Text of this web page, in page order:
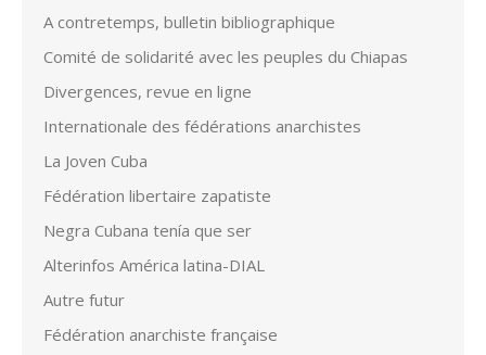
A contretemps, bulletin bibliographique
Comité de solidarité avec les peuples du Chiapas
Divergences, revue en ligne
Internationale des fédérations anarchistes
La Joven Cuba
Fédération libertaire zapatiste
Negra Cubana tenía que ser
Alterinfos América latina-DIAL
Autre futur
Fédération anarchiste française